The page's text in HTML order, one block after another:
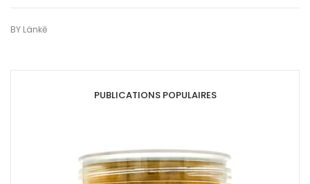
BY Länkē
PUBLICATIONS POPULAIRES